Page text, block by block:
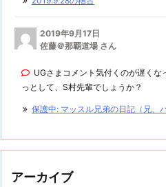
2019年9月17日
佐藤＠那覇道場 さん
UGさまコメント気付くのが遅くな
っとして、S村先輩でしょうか？
保護中: マッスル兄弟の日記（兄、
アーカイブ